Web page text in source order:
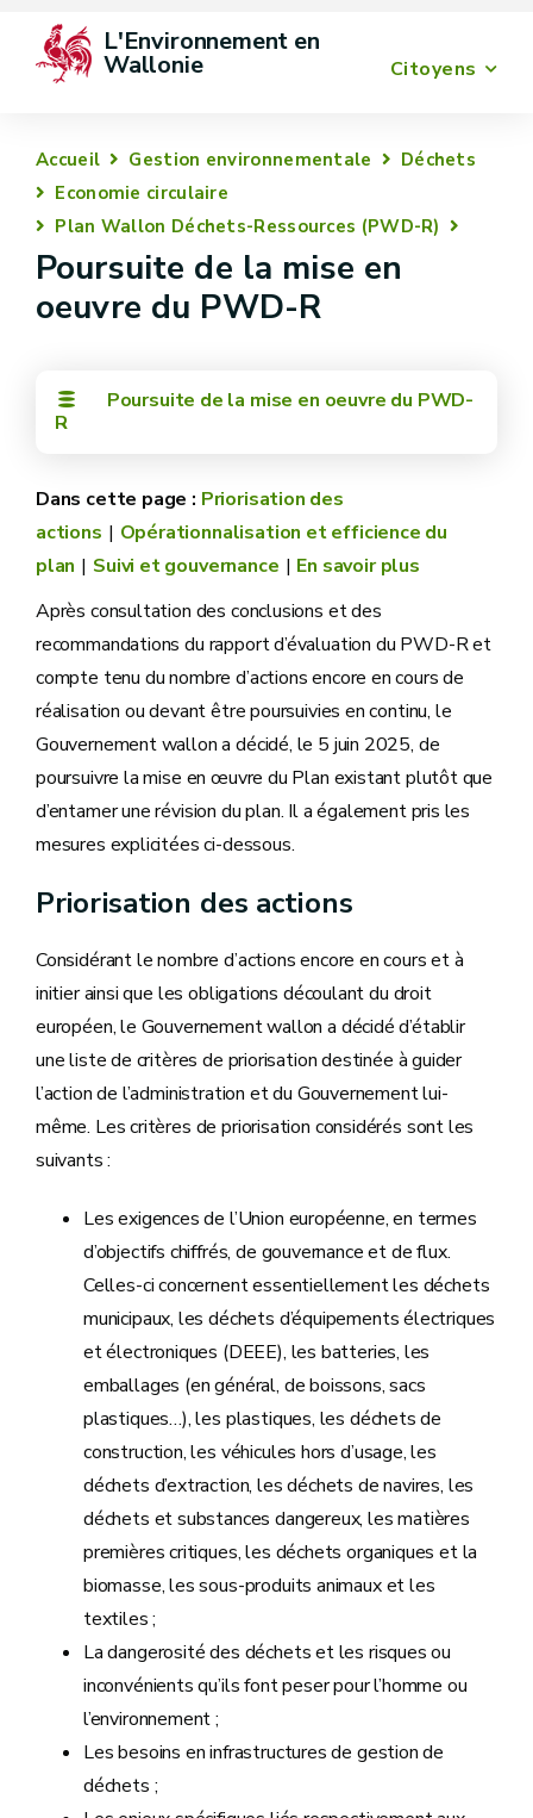
Citoyens
L'Environnement en
Wallonie
Accueil Gestion environnementale
Déchets
Economie circulaire
Plan Wallon Déchets-Ressources (PWD-R)
Poursuite de la mise en
oeuvre du PWD-R
Poursuite de la mise en oeuvre du PWD-
R
Priorisation des
actions
Opérationnalisation et efficience du
plan
Suivi et gouvernance
En savoir plus
Après consultation des conclusions et des
recommandations du rapport d’évaluation du PWD-R et
compte tenu du nombre d’actions encore en cours de
réalisation ou devant être poursuivies en continu, le
Gouvernement wallon a décidé, le 5 juin 2025, de
poursuivre la mise en œuvre du Plan existant plutôt que
d’entamer une révision du plan. Il a également pris les
mesures explicitées ci-dessous.
Priorisation des actions
Considérant le nombre d’actions encore en cours et à
initier ainsi que les obligations découlant du droit
européen, le Gouvernement wallon a décidé d’établir
une liste de critères de priorisation destinée à guider
l’action de l’administration et du Gouvernement lui-
même. Les critères de priorisation considérés sont les
suivants :
Les exigences de l’Union européenne, en termes
d’objectifs chiffrés, de gouvernance et de flux.
Celles-ci concernent essentiellement les déchets
municipaux, les déchets d’équipements électriques
et électroniques (DEEE), les batteries, les
emballages (en général, de boissons, sacs
plastiques…), les plastiques, les déchets de
construction, les véhicules hors d’usage, les
déchets d’extraction, les déchets de navires, les
déchets et substances dangereux, les matières
premières critiques, les déchets organiques et la
biomasse, les sous-produits animaux et les
textiles ;
La dangerosité des déchets et les risques ou
inconvénients qu’ils font peser pour l’homme ou
l’environnement ;
Les besoins en infrastructures de gestion de
déchets ;